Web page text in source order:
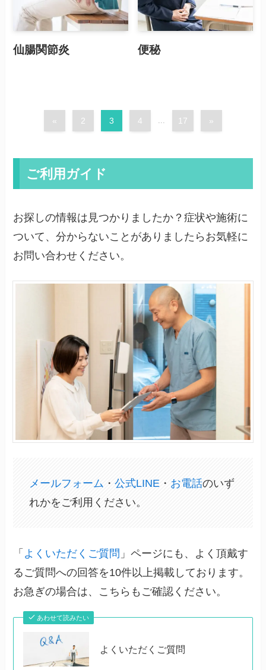
仙腸関節炎 便秘
« 2 3 4 ... 17 »
ご利用ガイド
お探しの情報は見つかりましたか？症状や施術に
ついて、分からないことがありましたらお気軽に
お問い合わせください。
メールフォーム ・公式LINE ・ お電話のいず
れかをご利用ください。
「 よくいただくご質問 」ページにも、よく頂戴す
るご質問への回答を10件以上掲載しております。
お急ぎの場合は、こちらもご確認ください。
あわせて読みたい
よくいただくご質問